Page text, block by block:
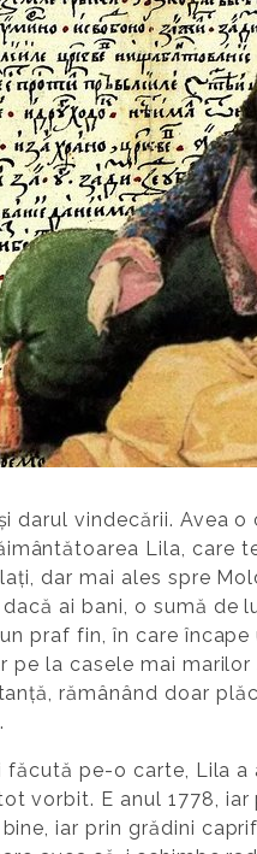
vindecării. Avea o
Lila, care
dar mai ales spre
ai bani, o sumă de
praf fin, în care
la casele mai
rămânând doar
pe-o carte, Lila a
vorbit. E anul 1778,
iar prin grădini